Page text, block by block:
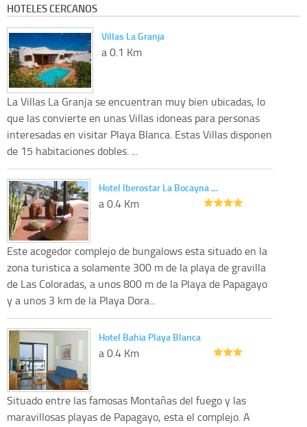
HOTELES CERCANOS
Villas La Granja
a 0.1 Km
La Villas La Granja se encuentran muy bien ubicadas, lo
que las convierte en unas Villas idoneas para personas
interesadas en visitar Playa Blanca. Estas Villas disponen
de 15 habitaciones dobles. ...
Hotel Iberostar La Bocayna …
a 0.4 Km
Este acogedor complejo de bungalows esta situado en la
zona turistica a solamente 300 m de la playa de gravilla
de Las Coloradas, a unos 800 m de la Playa de Papagayo
y a unos 3 km de la Playa Dora...
Hotel Bahia Playa Blanca
a 0.4 Km
Situado entre las famosas Montañas del fuego y las
maravillosas playas de Papagayo, esta el complejo. A